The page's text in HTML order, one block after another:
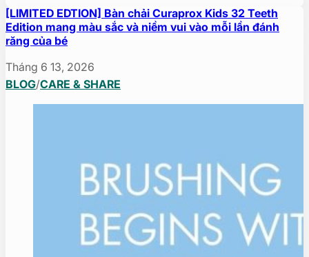
[LIMITED EDTION] Bàn chải Curaprox Kids 32 Teeth
Edition mang màu sắc và niềm vui vào mỗi lần đánh
răng của bé
Tháng 6 13, 2026
BLOG/CARE & SHARE